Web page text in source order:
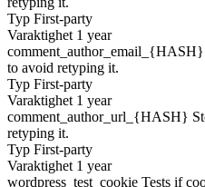
Typ First-party
Varaktighet 1 year
comment_author_email_{HASH}
to avoid retyping it.
Typ First-party
Varaktighet 1 year
comment_author_url_{HASH}
retyping it.
Typ First-party
Varaktighet 1 year
wordpress_test_cookie Tests if